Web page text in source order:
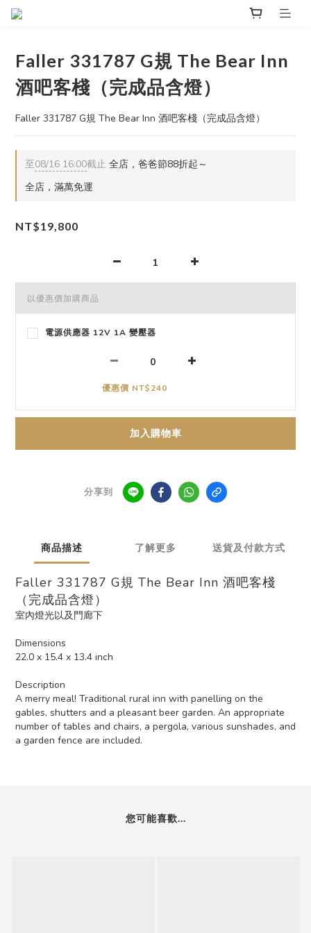
Faller 331787 G規 The Bear Inn
酒吧客棧（完成品含燈）
Faller 331787 G規 The Bear Inn 酒吧客棧（完成品含燈）
至08/16 16:00截止 全店，爸爸節88折起～
全店，滿萬免運
NT$19,800
以優惠價加購商品
電源供應器 12V 1A 變壓器
優惠價 NT$240
加入購物車
分享到
商品描述 了解更多 送貨及付款方式
Faller 331787 G規 The Bear Inn 酒吧客棧
（完成品含燈）
室內燈光以及門廊下
Dimensions
22.0 x 15.4 x 13.4 inch
Description
A merry meal! Traditional rural inn with panelling on the
gables, shutters and a pleasant beer garden. An appropriate
number of tables and chairs, a pergola, various sunshades, and
a garden fence are included.
您可能喜歡...